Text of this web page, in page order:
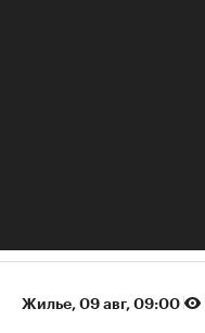
Жилье 09 авг, 09:00